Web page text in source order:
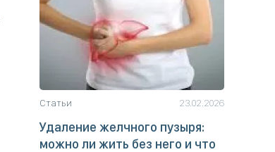
Статьи 23.02.2026
Удаление желчного пузыря:
можно ли жить без него и что